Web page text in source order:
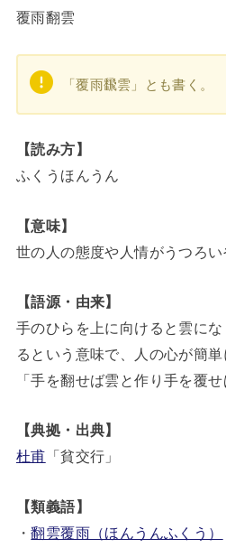
覆雨翻雲
「覆雨飜雲」とも書く。
【読み方】
ふくうほんうん
【意味】
世の人の態度や人情がうつろい
【語源・由来】
手のひらを上に向けると雲に
るという意味で、人の心が簡単
「手を翻せば雲と作り手を覆せ
【典拠・出典】
杜甫 「貧交行」
【類義語】
・翻雲覆雨（ほんうんふくう）